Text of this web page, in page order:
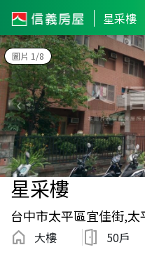
星采樓
圖片 1/8
星采樓
台中市太平區宜佳街,
大樓 50戶